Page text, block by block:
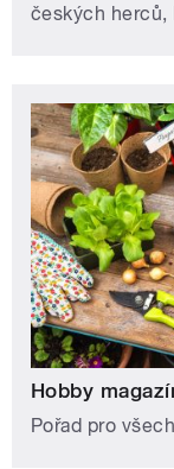
českých herců,
Hobby
Pořad pro